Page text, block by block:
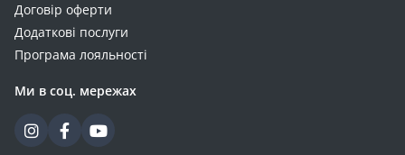
Договір оферти
Додаткові послуги
Програма лояльності
Ми в соц. мережах